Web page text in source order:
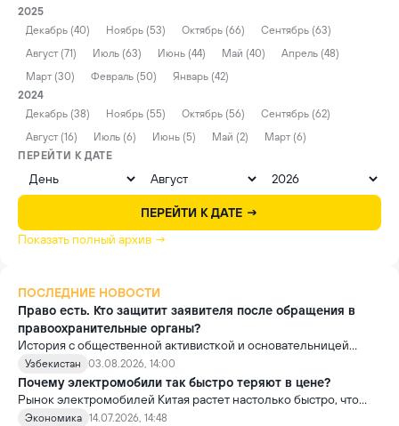
2025
Декабрь (40)
Ноябрь (53) Октябрь (66)
Сентябрь (63)
Август (71)
Июль (63) Июнь (44) Май (40)
Апрель (48)
Март (30)
Февраль (50)
Январь (42)
2024
Декабрь (38)
Ноябрь (55) Октябрь (56)
Сентябрь (62)
Август (16)
Июль (6) Июнь (5) Май (2)
Март (6)
ПЕРЕЙТИ К ДАТЕ
ПЕРЕЙТИ К ДАТЕ →
Показать полный архив →
ПОСЛЕДНИЕ НОВОСТИ
Право есть. Кто защитит заявителя после обращения в
правоохранительные органы?
История с общественной активисткой и основательницей
проекта «Немолчи.uz» Ириной Матвиенко поднимает вопрос,
который выходит далеко за рамки одного судебного дела.
Узбекистан 03.08.2026, 14:00
Почему электромобили так быстро теряют в цене?
Рынок электромобилей Китая растет настолько быстро, что
новые модели выходят почти ежемесячно. В результате
Экономика 14.07.2026, 14:48